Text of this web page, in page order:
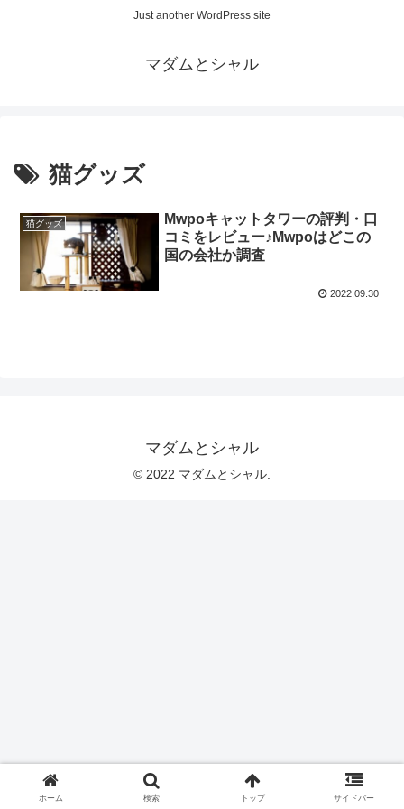
Just another WordPress site
マダムとシャル
猫グッズ
猫グッズ
Mwpoキャットタワーの評判・口
コミをレビュー♪Mwpoはどこの
国の会社か調査
2022.09.30
マダムとシャル
© 2022 マダムとシャル.
ホーム 検索 トップ サイドバー